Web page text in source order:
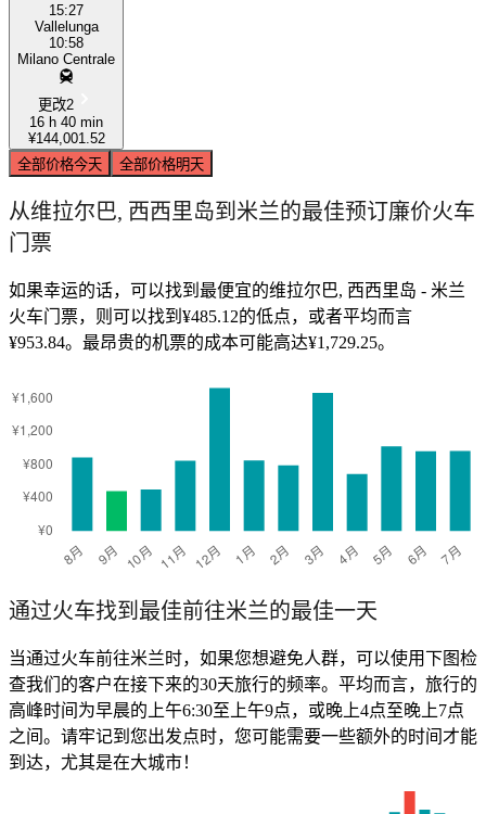
15:27
Vallelunga
10:58
Milano Centrale
更改2
16 h 40 min
¥144,001.52
全部价格今天 全部价格明天
从维拉尔巴, 西西里岛到米兰的最佳预订廉价火车
门票
如果幸运的话，可以找到最便宜的维拉尔巴, 西西里岛 - 米兰
火车门票，则可以找到¥485.12的低点，或者平均而言
¥953.84。最昂贵的机票的成本可能高达¥1,729.25。
通过火车找到最佳前往米兰的最佳一天
当通过火车前往米兰时，如果您想避免人群，可以使用下图检
查我们的客户在接下来的30天旅行的频率。平均而言，旅行的
高峰时间为早晨的上午6:30至上午9点，或晚上4点至晚上7点
之间。请牢记到您出发点时，您可能需要一些额外的时间才能
到达，尤其是在大城市！